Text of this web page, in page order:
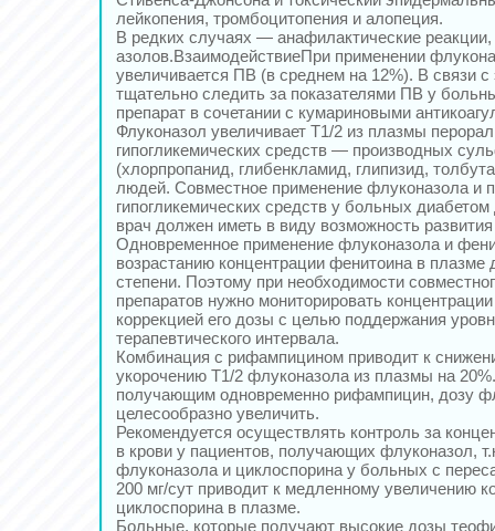
лейкопения, тромбоцитопения и алопеция.
В редких случаях — анафилактические реакции,
азолов.ВзаимодействиеПри применении
увеличивается ПВ (в среднем на 12%). В связи с
тщательно следить за показателями ПВ у
препарат в сочетании с кумариновыми
Флуконазол увеличивает Т1/2 из плазмы
гипогликемических средств — производных
(хлорпропанид, глибенкламид, глипизид,
людей. Совместное применение флуконазола и
гипогликемических средств у больных диабетом
врач должен иметь в виду возможность развития
Одновременное применение флуконазола и
возрастанию концентрации фенитоина в плазме
степени. Поэтому при необходимости
препаратов нужно мониторировать
коррекцией его дозы с целью поддержания
терапевтического интервала.
Комбинация с рифампицином приводит к
укорочению Т1/2 флуконазола из плазмы на
получающим одновременно рифампицин, дозу
целесообразно увеличить.
Рекомендуется осуществлять контроль за
в крови у пациентов, получающих флуконазол,
флуконазола и циклоспорина у больных с
200 мг/сут приводит к медленному увеличению
циклоспорина в плазме.
Больные, которые получают высокие дозы